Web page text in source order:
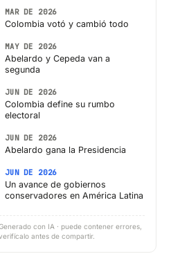
MAR DE 2026
Colombia votó y cambió todo
MAY DE 2026
Abelardo y Cepeda van a
segunda
JUN DE 2026
Colombia define su rumbo
electoral
JUN DE 2026
Abelardo gana la Presidencia
JUN DE 2026
Un avance de gobiernos
conservadores en América Latina
con IA · puede contener errores,
antes de compartir.